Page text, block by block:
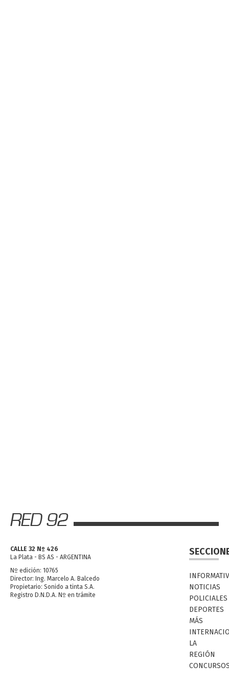
CALLE 32 Nº 426
La Plata - BS AS - ARGENTINA
Nº edición: 10765
Director: Ing. Marcelo A. Balcedo
Propietario: Sonido a tinta S.A.
Registro D.N.D.A. Nº en trámite
NOTICIAS
POLICIALES
DEPORTES
MÁS
LA
REGIÓN